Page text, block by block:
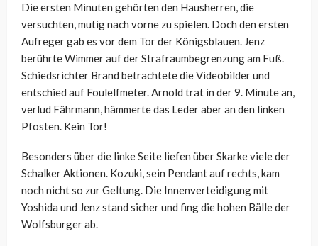
Die ersten Minuten gehörten den Hausherren, die
versuchten, mutig nach vorne zu spielen. Doch den ersten
Aufreger gab es vor dem Tor der Königsblauen. Jenz
berührte Wimmer auf der Strafraumbegrenzung am Fuß.
Schiedsrichter Brand betrachtete die Videobilder und
entschied auf Foulelfmeter. Arnold trat in der 9. Minute an,
verlud Fährmann, hämmerte das Leder aber an den linken
Pfosten. Kein Tor!
Besonders über die linke Seite liefen über Skarke viele der
Schalker Aktionen. Kozuki, sein Pendant auf rechts, kam
noch nicht so zur Geltung. Die Innenverteidigung mit
Yoshida und Jenz stand sicher und fing die hohen Bälle der
Wolfsburger ab.